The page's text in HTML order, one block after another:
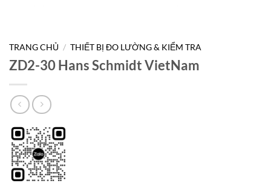
TRANG CHỦ / THIẾT BỊ ĐO LƯỜNG & KIỂM TRA
ZD2-30 Hans Schmidt VietNam